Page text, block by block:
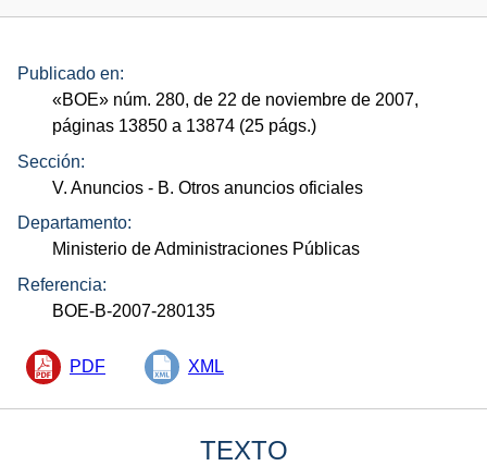
Publicado en:
«BOE» núm. 280, de 22 de noviembre de 2007,
páginas 13850 a 13874 (25 págs.)
Sección:
V. Anuncios - B. Otros anuncios oficiales
Departamento:
Ministerio de Administraciones Públicas
Referencia:
BOE-B-2007-280135
PDF XML
TEXTO